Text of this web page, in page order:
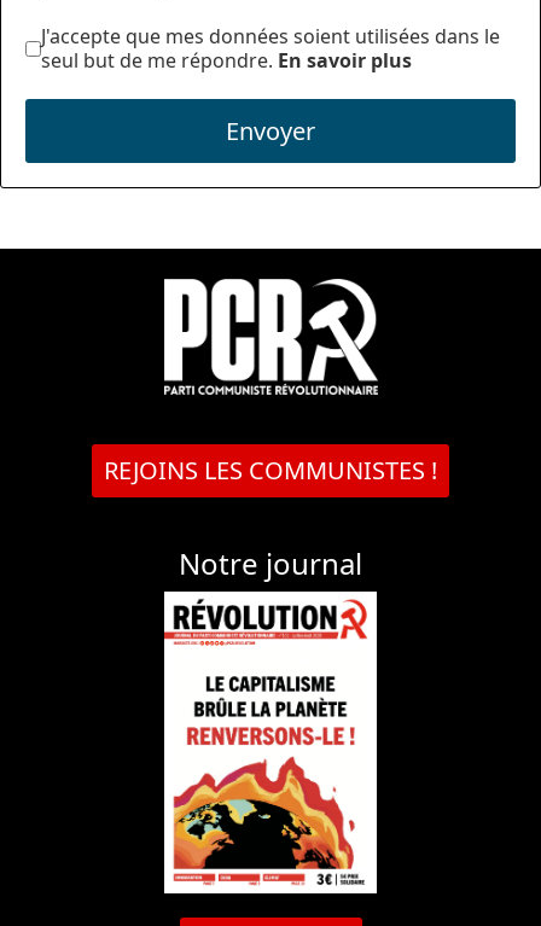
J'accepte que mes données soient utilisées dans le
seul but de me répondre. En savoir plus
Envoyer
REJOINS LES COMMUNISTES !
Notre journal